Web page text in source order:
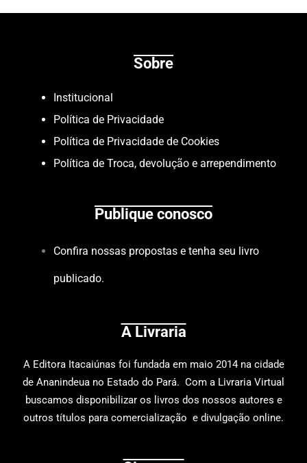
Sobre
Institucional
Política de Privacidade
Política de Privacidade de Cookies
Política de Troca, devolução e arrependimento
Publique conosco
Confira nossas propostas e tenha seu livro
publicado.
A Livraria
A Editora Itacaiúnas foi fundada em maio 2014 na cidade
de Ananindeua no Estado do Pará. Com a Livraria Virtual
buscamos disponibilizar os livros dos nossos autores e
outros títulos para comercialização e divulgação online.